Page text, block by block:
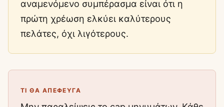
αναμενόμενο συμπέρασμα είναι ότι η
πρώτη χρέωση ελκύει καλύτερους
πελάτες, όχι λιγότερους.
ΤΙ ΘΑ ΑΠΈΦΕΥΓΑ